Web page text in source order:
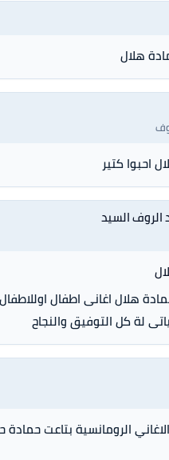
هلال
احبوا كتير
الروف السيد
هلال اغانى اطفال اوللاطفال
لة كل التوفيق والنجاح
الرومانسية بتاعت حمادة